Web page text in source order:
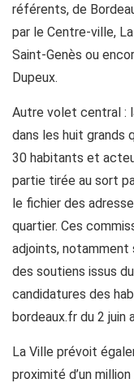
référents, de
par le Centre-ville,
Saint-Genès ou
Dupeux.
Autre volet central :
dans les huit grands
30 habitants et
partie tirée au sort
le fichier des
quartier. Ces
adjoints,
des soutiens issus
candidatures des
bordeaux.fr du 2 juin
La Ville prévoit
proximité d’un